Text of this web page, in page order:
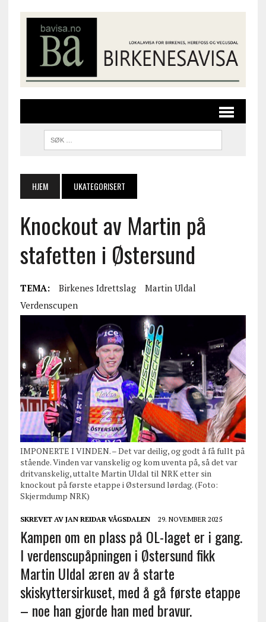
HJEM UKATEGORISERT
Knockout av Martin på
stafetten i Østersund
TEMA: Birkenes Idrettslag
Martin Uldal
Verdenscupen
IMPONERTE I VINDEN. – Det var deilig, og godt å få fullt på
stående. Vinden var vanskelig og kom uventa på, så det var
dritvanskelig, uttalte Martin Uldal til NRK etter sin
knockout på første etappe i Østersund lørdag. (Foto:
Skjermdump NRK)
SKREVET AV JAN REIDAR VÅGSDALEN 29. NOVEMBER 2025
Kampen om en plass på OL-laget er i gang.
I verdenscupåpningen i Østersund fikk
Martin Uldal æren av å starte
skiskyttersirkuset, med å gå første etappe
– noe han gjorde han med bravur.